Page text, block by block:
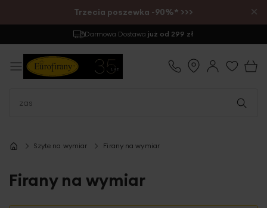
Trzecia poszewka -90%* >>> ×
Zwrotdo 30 dni
Szyte na wymiar Firany na wymiar
Firany na wymiar